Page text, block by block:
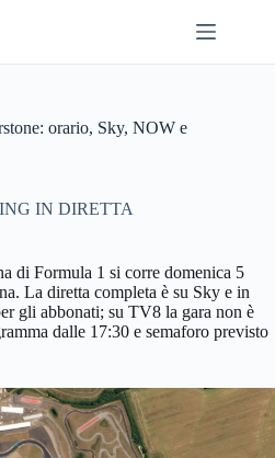
orario, Sky, NOW e
IN DIRETTA
di Formula 1 si corre domenica 5
La diretta completa è su Sky e in
gli abbonati; su TV8 la gara non è
dalle 17:30 e semaforo previsto